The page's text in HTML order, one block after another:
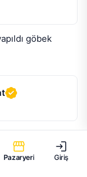
Pazaryeri Giriş
göbek